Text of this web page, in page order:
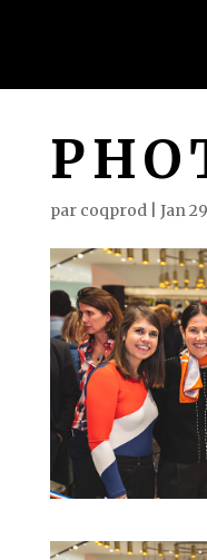
par coqprod| Jan